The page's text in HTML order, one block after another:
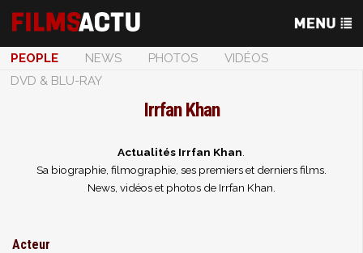
PEOPLE NEWS PHOTOS
VIDÉOS
DVD & BLU-RAY
Irrfan Khan
Actualités Irrfan Khan
Sa biographie, filmographie, ses premiers et derniers films.
News, vidéos et photos de Irrfan Khan.
Acteur